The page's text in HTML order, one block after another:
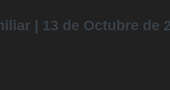
| 13 de Octubre